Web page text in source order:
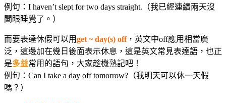
例句：I haven’t slept for two days straight.（我已經連續兩天沒
闔眼睡覺了。）
而要表達休假可以用get ~ day(s) off，英文中off應用相當廣
泛，這邊加在幾日後面表示休息，這是英文常見表達語，也正
是多益常用的語句，大家趁機熟記吧！
例句：Can I take a day off tomorrow?（我明天可以休一天假
嗎？）